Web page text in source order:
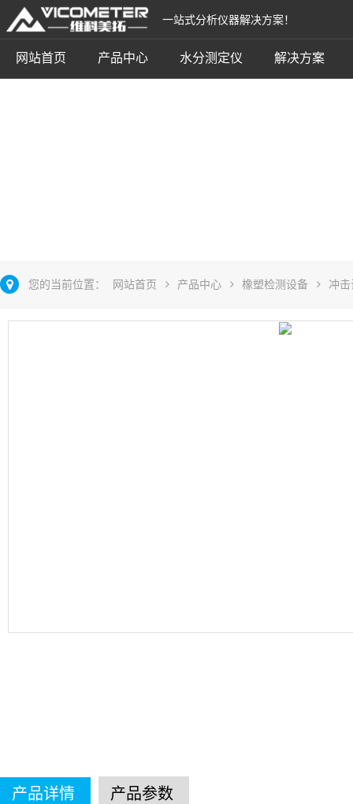
一站式分析仪器解决方案！
网站首页 产品中心 水分测定仪 解决方案
您的当前位置： 网站首页 产品中心 橡塑检测设备 冲
产品详情 产品参数